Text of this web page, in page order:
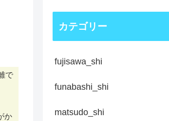
で
か
カテゴリー
fujisawa_shi
funabashi_shi
matsudo_shi